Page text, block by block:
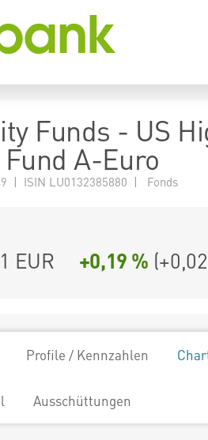
Funds - US
A-Euro
| ISIN LU0132385880 | Fonds
EUR +0,19 % (+0,02
Profile / Kennzahlen
Ausschüttungen